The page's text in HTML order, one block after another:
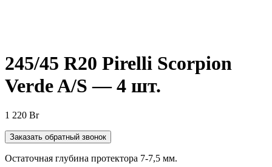
245/45 R20 Pirelli Scorpion
Verde A/S — 4 шт.
1 220 Br
Заказать обратный звонок
Остаточная глубина протектора 7-7,5 мм.